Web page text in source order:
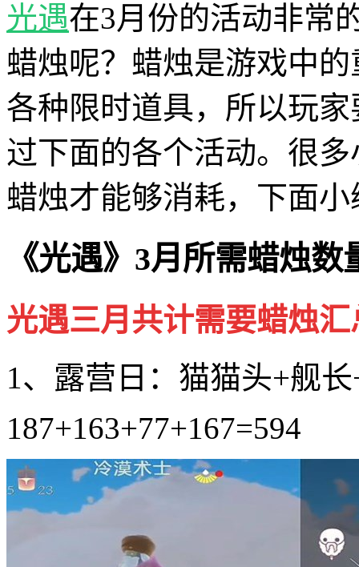
光遇在3月份的活动非常
蜡烛呢？蜡烛是游戏中
各种限时道具，所以玩
过下面的各个活动。很
蜡烛才能够消耗，下面
《光遇》3月所需蜡烛数
光遇三月共计需要蜡烛
1、露营日：猫猫头+舰
187+163+77+167=594